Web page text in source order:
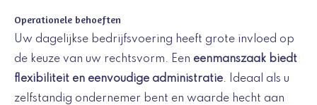
Operationele behoeften
Uw dagelijkse bedrijfsvoering heeft grote invloed op
de keuze van uw rechtsvorm. Een eenmanszaak biedt
flexibiliteit en eenvoudige administratie. Ideaal als u
zelfstandig ondernemer bent en waarde hecht aan